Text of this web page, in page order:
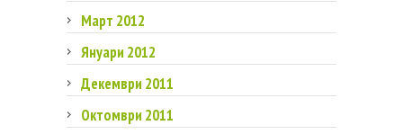
Март 2012
Януари 2012
Декември 2011
Октомври 2011